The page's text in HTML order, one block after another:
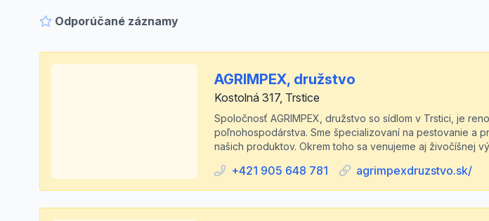
Odporúčané záznamy
AGRIMPEX, družstvo
Kostolná 317, Trstice
Spoločnosť AGRIMPEX, družstvo so sídlom v Trstici, je
poľnohospodárstva. Sme špecializovaní na pestovanie a
našich produktov. Okrem toho sa venujeme aj živočíšnej
+421 905 648 781 agrimpexdruzstvo.sk/